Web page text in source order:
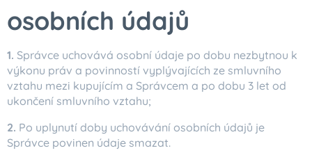
osobních údajů
1. Správce uchovává osobní údaje po dobu nezbytnou k
výkonu práv a povinností vyplývajících ze smluvního
vztahu mezi kupujícím a Správcem a po dobu 3 let od
ukončení smluvního vztahu;
2. Po uplynutí doby uchovávání osobních údajů je
Správce povinen údaje smazat.